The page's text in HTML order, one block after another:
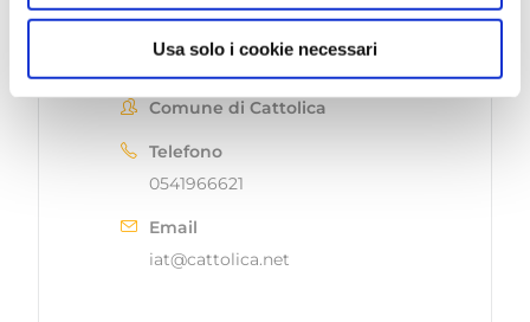
Usa solo i cookie necessari
Comune di Cattolica
Telefono
0541966621
Email
iat@cattolica.net